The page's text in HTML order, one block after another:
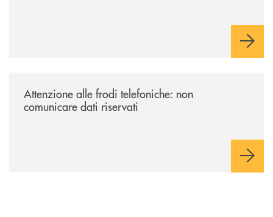
Attenzione alle frodi telefoniche: non
comunicare dati riservati